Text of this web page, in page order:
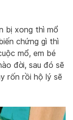
bị xong thì mổ
chứng gì thì
mổ, em bé
đời, sau đó sẽ
rốn rồi hộ lý sẽ